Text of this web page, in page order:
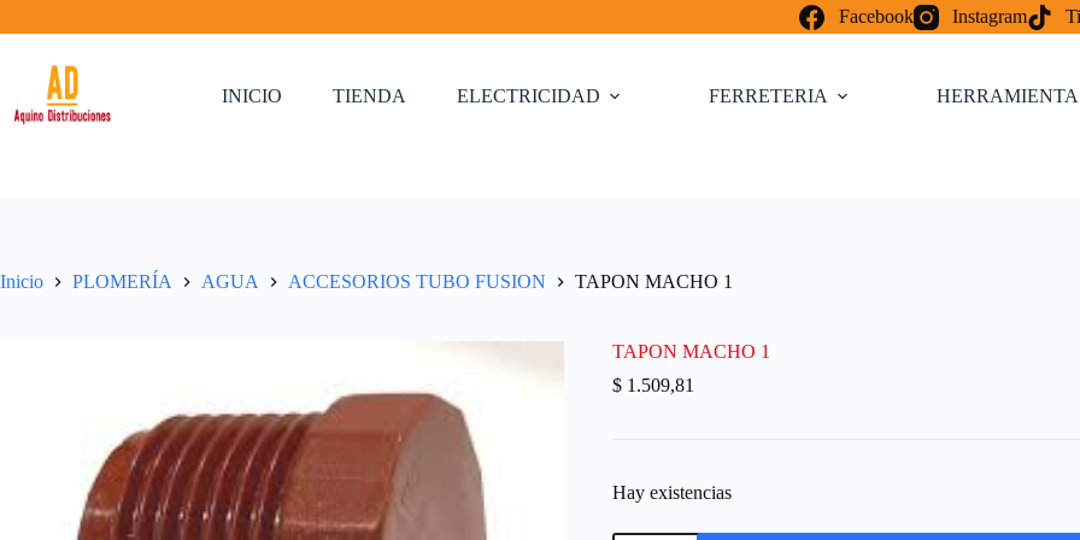
al
Facebook Instagram
INICIO TIENDA ELECTRICIDAD FERRETERIA
Inicio PLOMERÍA AGUA ACCESORIOS TUBO FUSION TAPON MACHO 1
TAPON MACHO 1
$1.509,81
Hay existencias